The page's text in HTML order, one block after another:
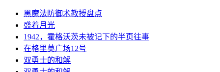
黑魔法防御术教授盘点
盛着月光
1942，霍格沃茨未被记下的半页往事
在格里莫广场12号
双勇士的和解